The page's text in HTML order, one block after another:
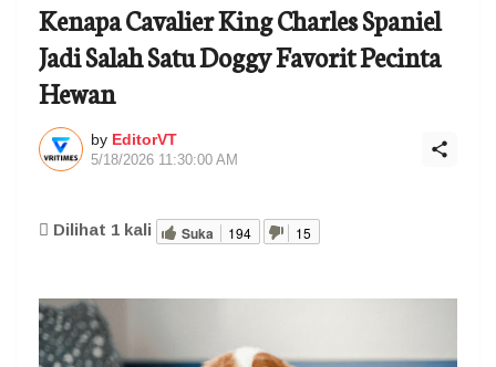
Kenapa Cavalier King Charles Spaniel
Jadi Salah Satu Doggy Favorit Pecinta
Hewan
by EditorVT
5/18/2026 11:30:00 AM
Dilihat 1 kali Suka 194 15